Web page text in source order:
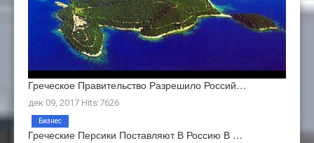
Греческое Правительство Разрешило Россий…
дек 09, 2017 Hits:7626
Греческие Персики Поставляют В Россию В …
Бизнес